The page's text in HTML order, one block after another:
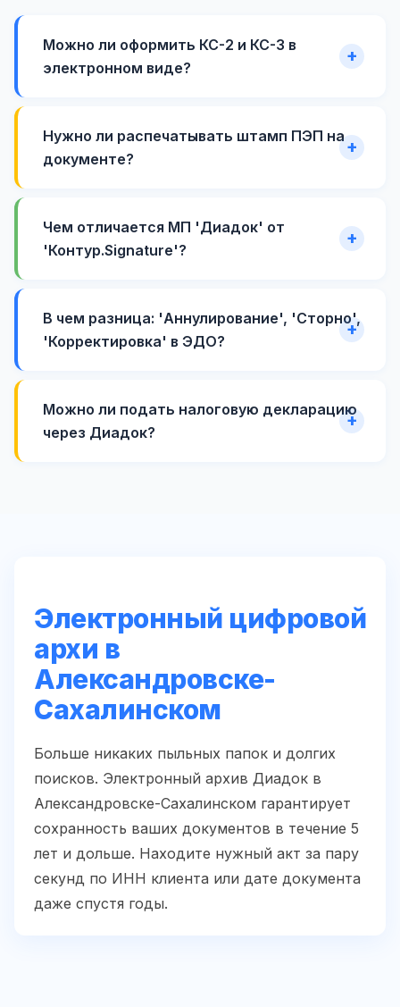
Можно ли оформить КС-2 и КС-3 в
электронном виде?
Нужно ли распечатывать штамп ПЭП на
документе?
Чем отличается МП 'Диадок' от
'Контур.Signature'?
В чем разница: 'Аннулирование', 'Сторно',
'Корректировка' в ЭДО?
Можно ли подать налоговую декларацию
через Диадок?
Электронный цифровой
архи в
Александровске-
Сахалинском
Больше никаких пыльных папок и долгих
поисков. Электронный архив Диадок в
Александровске-Сахалинском гарантирует
сохранность ваших документов в течение 5
лет и дольше. Находите нужный акт за пару
секунд по ИНН клиента или дате документа
даже спустя годы.